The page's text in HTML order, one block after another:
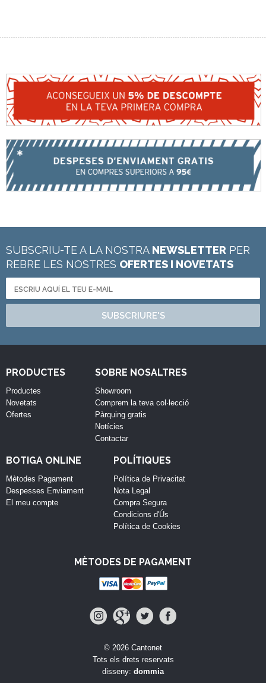
SUBSCRIU-TE A LA NOSTRA NEWSLETTER PER
REBRE LES NOSTRES OFERTES I NOVETATS
SUBSCRIURE'S
PRODUCTES
Productes
Novetats
Ofertes
SOBRE NOSALTRES
Showroom
Comprem la teva col·lecció
Pàrquing gratis
Notícies
Contactar
BOTIGA ONLINE
Mètodes Pagament
Despesses Enviament
El meu compte
POLÍTIQUES
Política de Privacitat
Nota Legal
Compra Segura
Condicions d'Ús
Política de Cookies
MÈTODES DE PAGAMENT
© 2026 Cantonet
Tots els drets reservats
disseny: dommia